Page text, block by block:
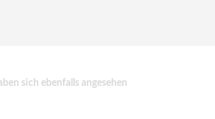
sich ebenfalls angesehen